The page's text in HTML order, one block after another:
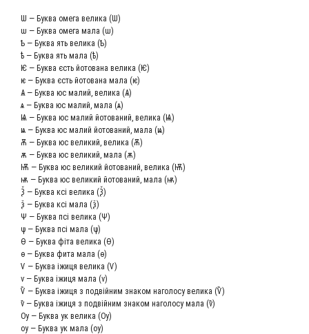
Ѡ — Бук­ва оме­га вели­ка (Ѡ)
ѡ — Бук­ва оме­га мала (ѡ)
Ѣ — Бук­ва ять вели­ка (Ѣ)
ѣ — Бук­ва ять мала (ѣ)
Ѥ — Бук­ва єсть йото­ва­на вели­ка (Ѥ)
ѥ — Бук­ва єсть йото­ва­на мала (ѥ)
Ѧ — Бук­ва юс малий, вели­ка (Ѧ)
ѧ — Бук­ва юс малий, мала (ѧ)
Ѩ — Бук­ва юс малий йото­ва­ний, вели­ка (Ѩ)
ѩ — Бук­ва юс малий йото­ва­ний, мала (ѩ)
Ѫ — Бук­ва юс вели­кий, вели­ка (Ѫ)
ѫ — Бук­ва юс вели­кий, мала (ѫ)
Ѭ — Бук­ва юс вели­кий йото­ва­ний, вели­ка (Ѭ)
ѭ — Бук­ва юс вели­кий йото­ва­ний, мала (ѭ)
Ѯ — Бук­ва ксі вели­ка (Ѯ)
ѯ — Бук­ва ксі мала (ѯ)
Ѱ — Бук­ва псі вели­ка (Ѱ)
ѱ — Бук­ва псі мала (ѱ)
Ѳ — Бук­ва фіта вели­ка (Ѳ)
ѳ — Бук­ва фита мала (ѳ)
Ѵ — Бук­ва іжи­ця вели­ка (Ѵ)
ѵ — Бук­ва іжи­ця мала (ѵ)
Ѷ — Бук­ва іжи­ця з подвій­ним зна­ком наго­ло­су вели­ка (Ѷ)
ѷ — Бук­ва іжи­ця з подвій­ним зна­ком наго­ло­су мала (ѷ)
Ѹ — Бук­ва ук вели­ка (Ѹ)
ѹ — Бук­ва ук мала (ѹ)